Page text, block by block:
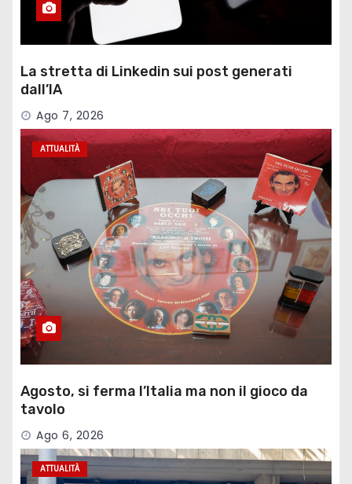
La stretta di Linkedin sui post generati
dall’IA
Ago 7, 2026
ATTUALITÀ
Agosto, si ferma l’Italia ma non il gioco da
tavolo
Ago 6, 2026
ATTUALITÀ